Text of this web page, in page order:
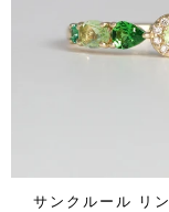
サンクルール リ